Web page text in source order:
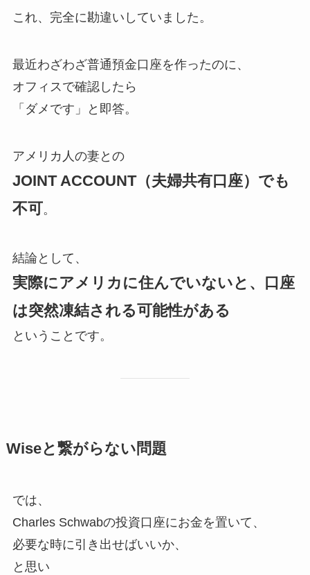
これ、完全に勘違いしていました。
最近わざわざ普通預金口座を作ったのに、
オフィスで確認したら
「ダメです」と即答。
アメリカ人の妻との
JOINT ACCOUNT（夫婦共有口座）でも
不可。
結論として、
実際にアメリカに住んでいないと、口座
は突然凍結される可能性がある
ということです。
Wiseと繋がらない問題
では、
Charles Schwabの投資口座にお金を置いて、
必要な時に引き出せばいいか、
と思い